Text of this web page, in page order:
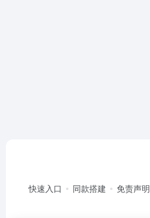
快速入口 同款搭建 免责声明